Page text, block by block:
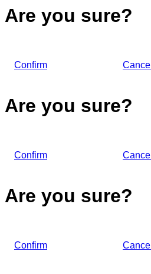
Are you sure?
Confirm Cancel
Are you sure?
Confirm Cancel
Are you sure?
Confirm Cancel